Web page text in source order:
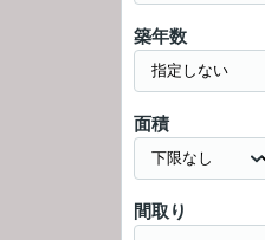
築年数
面積
間取り